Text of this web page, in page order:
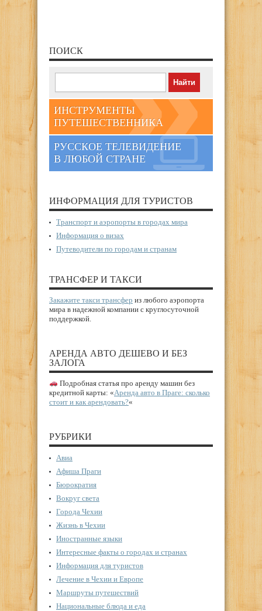
ПОИСК
ИНСТРУМЕНТЫ
ПУТЕШЕСТВЕННИКА
РУССКОЕ ТЕЛЕВИДЕНИЕ
В ЛЮБОЙ СТРАНЕ
ИНФОРМАЦИЯ ДЛЯ ТУРИСТОВ
Транспорт и аэропорты в городах мира
Информация о визах
Путеводители по городам и странам
ТРАНСФЕР И ТАКСИ
Закажите такси трансфер из любого аэропорта
мира в надежной компании с круглосуточной
поддержкой.
АРЕНДА АВТО ДЕШЕВО И БЕЗ
ЗАЛОГА
Подробная статья про аренду машин без
кредитной карты: «Аренда авто в Праге: сколько
стоит и как арендовать?«
РУБРИКИ
Авиа
Афиша Праги
Бюрократия
Вокруг света
Города Чехии
Жизнь в Чехии
Иностранные языки
Интересные факты о городах и странах
Информация для туристов
Лечение в Чехии и Европе
Маршруты путешествий
Национальные блюда и еда